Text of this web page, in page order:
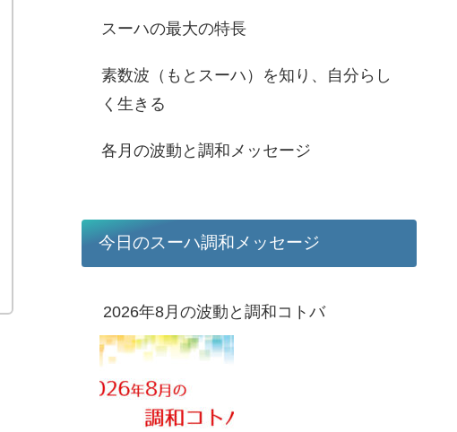
スーハの最大の特長
素数波（もとスーハ）を知り、自分らし
く生きる
各月の波動と調和メッセージ
今日のスーハ調和メッセージ
2026年8月の波動と調和コトバ